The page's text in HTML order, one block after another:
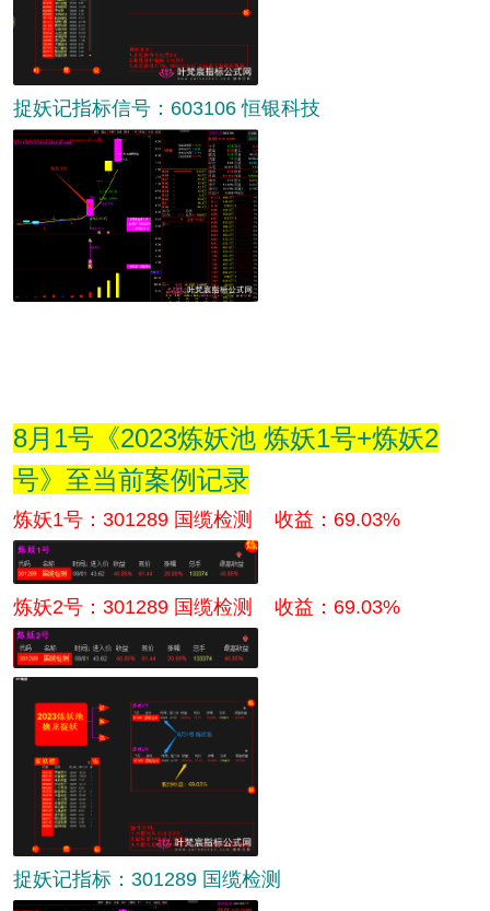
捉妖记指标信号：603106 恒银科技
8月1号《2023炼妖池 炼妖1号+炼妖2
号》至当前案例记录
炼妖1号：301289 国缆检测 收益：69.03%
炼妖2号： 301289 国缆检测 收益：69.03%
捉妖记指标：301289 国缆检测